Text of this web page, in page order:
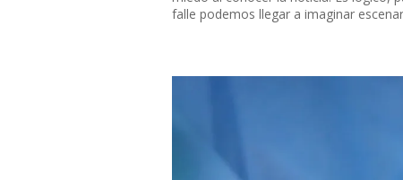
falle podemos llegar a imaginar